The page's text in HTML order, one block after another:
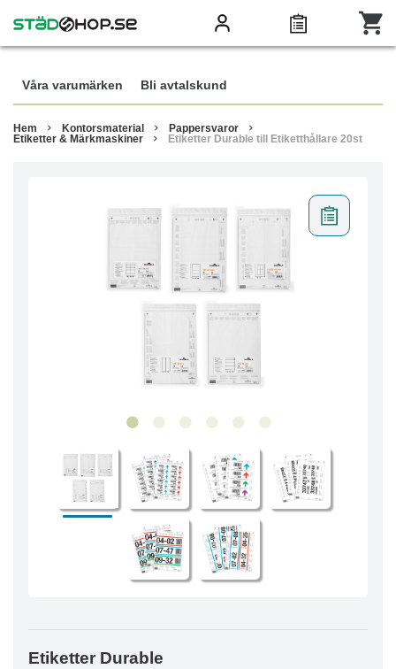
Våra varumärken Bli avtalskund
Hem Kontorsmaterial
Pappersvaror
Etiketter & Märkmaskiner
Etiketter Durable till Etiketthållare 20st
Etiketter Durable